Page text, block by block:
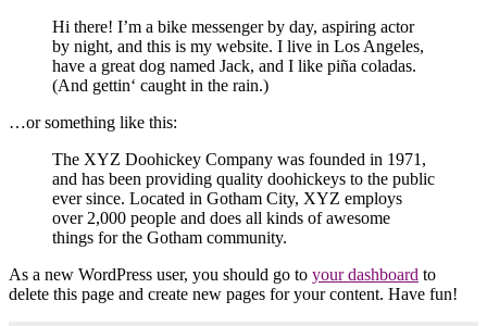
Hi there! I’m a bike messenger by day, aspiring actor
by night, and this is my website. I live in Los Angeles,
have a great dog named Jack, and I like piña coladas.
(And gettin‘ caught in the rain.)
…or something like this:
The XYZ Doohickey Company was founded in 1971,
and has been providing quality doohickeys to the public
ever since. Located in Gotham City, XYZ employs
over 2,000 people and does all kinds of awesome
things for the Gotham community.
As a new WordPress user, you should go to your dashboard to
delete this page and create new pages for your content. Have fun!